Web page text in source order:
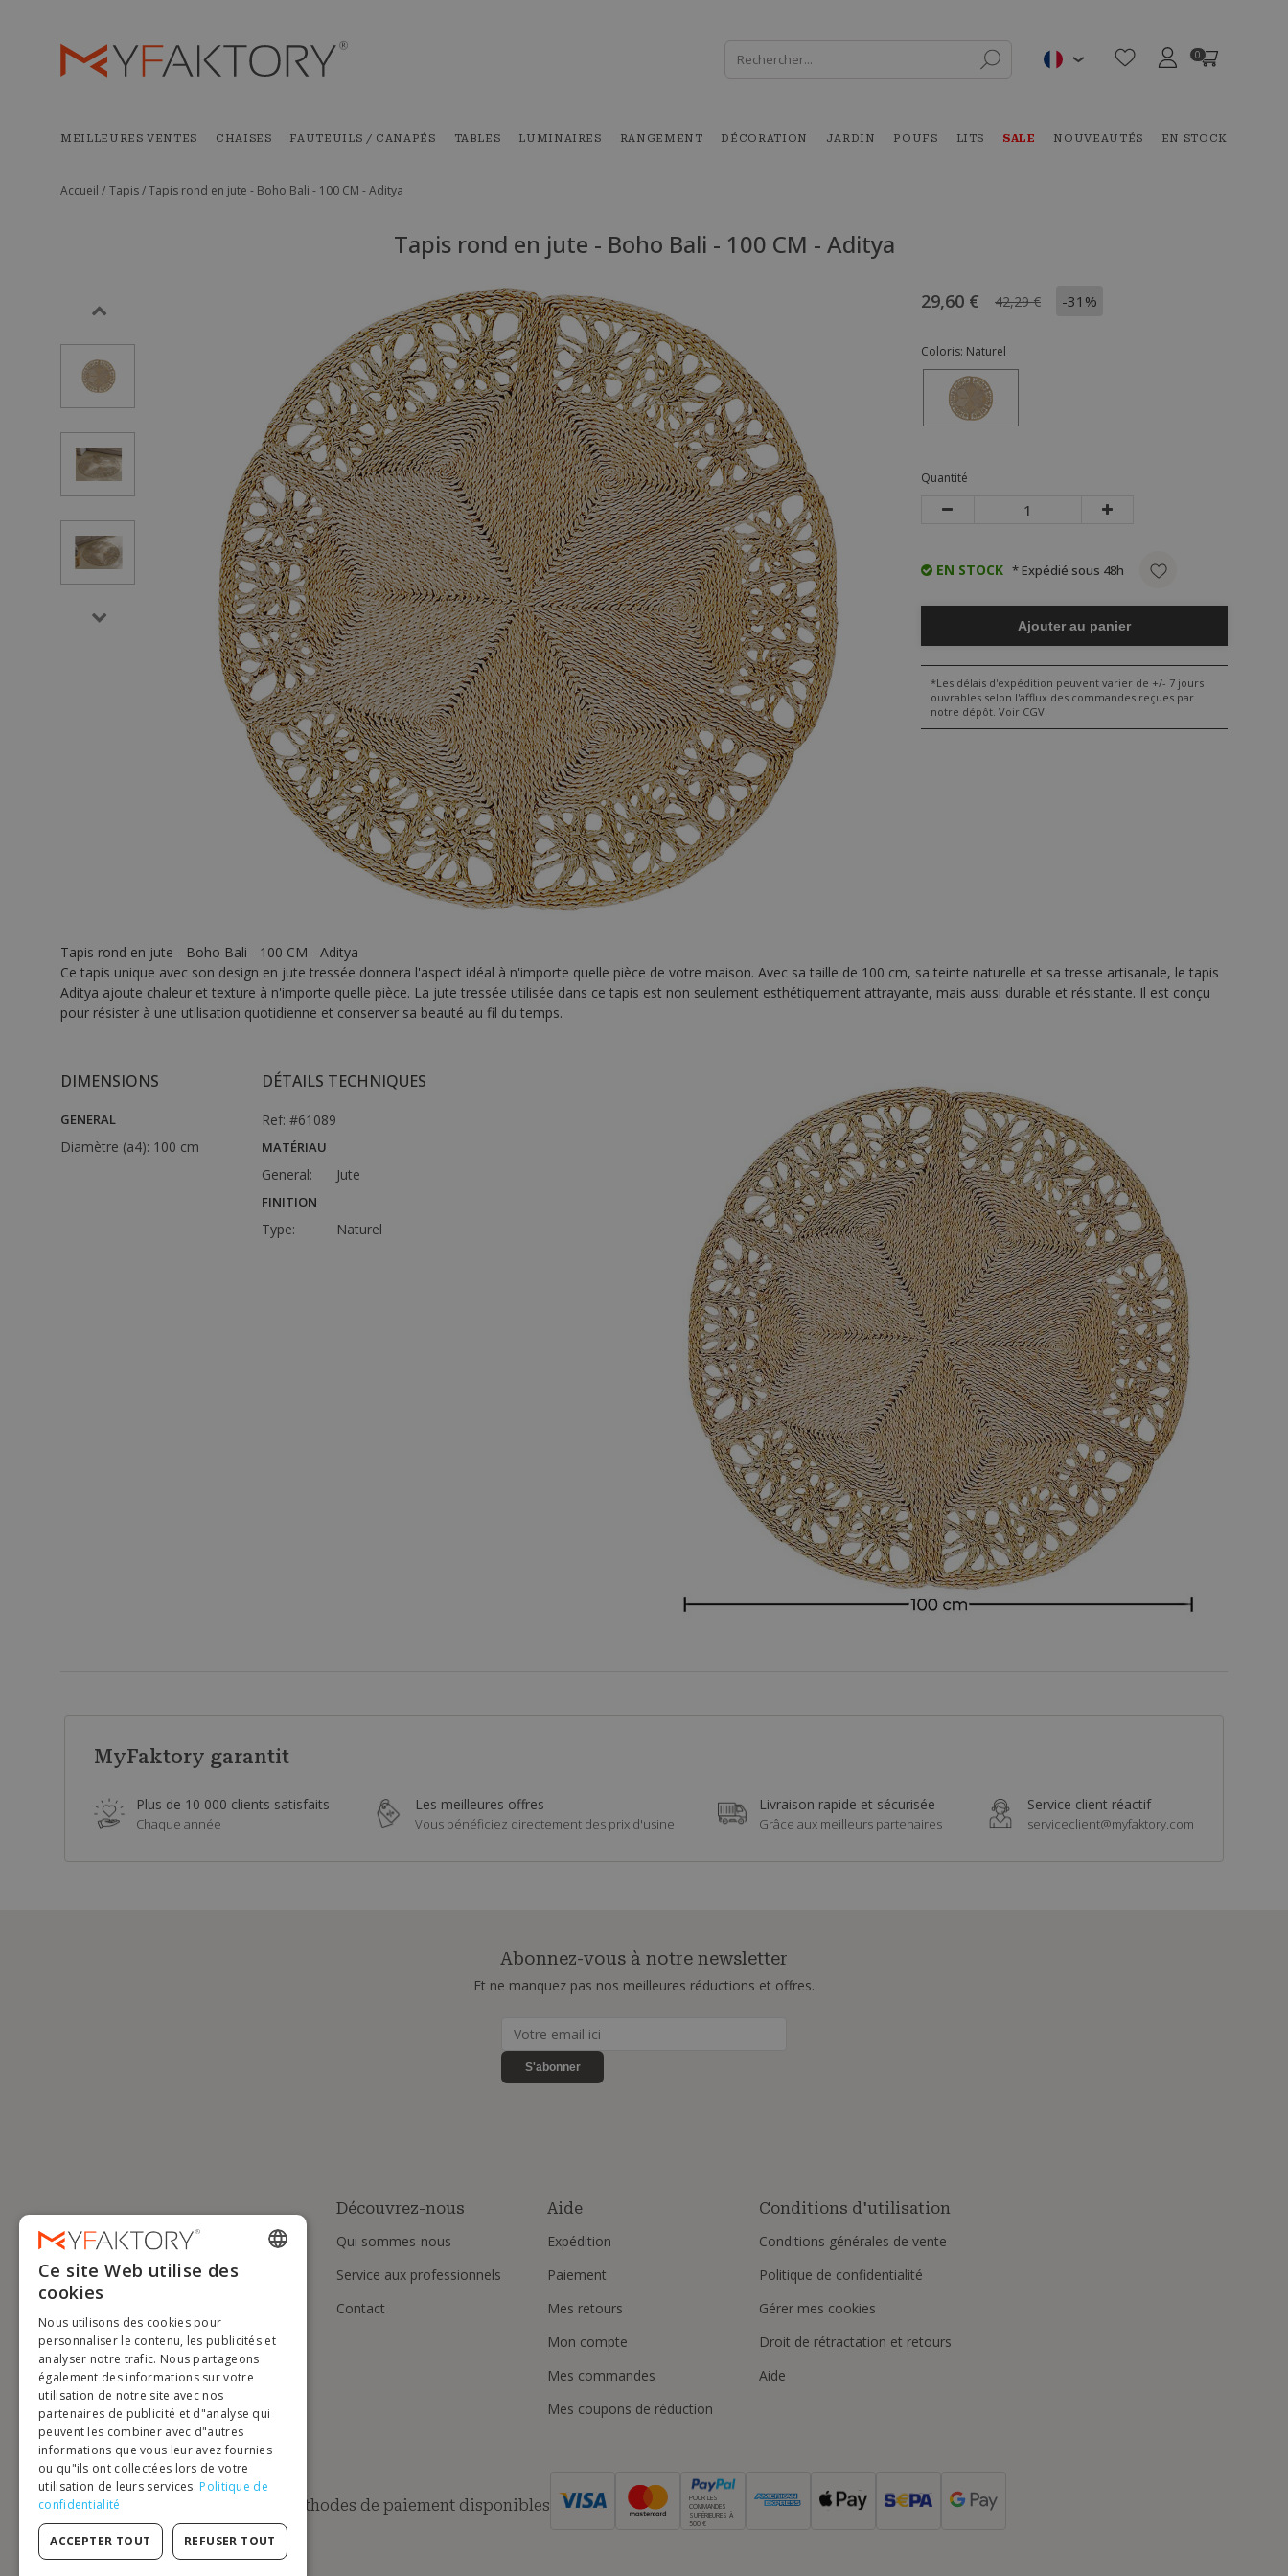
0
MEILLEURES VENTES CHAISES FAUTEUILS / CANAPÉS TABLES LUMINAIRES RANGEMENT DÉCORATION JARDIN POUFS LITS SALE NOUVEAUTÉS EN STOCK
Accueil / Tapis /Tapis rond en jute - Boho Bali - 100 CM - Aditya
Tapis rond en jute - Boho Bali - 100 CM - Aditya
29,60 € 42,29 € -31%
Coloris: Naturel
Quantité
EN STOCK * Expédié sous 48h
Ajouter au panier
*Les délais d'expédition peuvent varier de +/- 7 jours
ouvrables selon l'afflux des commandes reçues par
notre dépôt. Voir CGV.
Tapis rond en jute - Boho Bali - 100 CM - Aditya
Ce tapis unique avec son design en jute tressée donnera l'aspect idéal à n'importe quelle pièce de votre maison. Avec sa taille de 100 cm, sa teinte naturelle et sa tresse artisanale, le tapis
Aditya ajoute chaleur et texture à n'importe quelle pièce. La jute tressée utilisée dans ce tapis est non seulement esthétiquement attrayante, mais aussi durable et résistante. Il est conçu
pour résister à une utilisation quotidienne et conserver sa beauté au fil du temps.
DIMENSIONS
GENERAL
Diamètre (a4): 100 cm
DÉTAILS TECHNIQUES
Ref: #61089
MATÉRIAU
General: Jute
FINITION
Type: Naturel
MyFaktory garantit
Plus de 10 000 clients satisfaits
Chaque année
Les meilleures offres
Vous bénéficiez directement des prix d'usine
Livraison rapide et sécurisée
Grâce aux meilleurs partenaires
Service client réactif
serviceclient@myfaktory.com
Abonnez-vous à notre newsletter
Et ne manquez pas nos meilleures réductions et offres.
S'abonner
Découvrez-nous
Qui sommes-nous
Service aux professionnels
Contact
Aide
Expédition
Paiement
Mes retours
Mon compte
Mes commandes
Mes coupons de réduction
Conditions d'utilisation
Conditions générales de vente
Politique de confidentialité
Gérer mes cookies
Droit de rétractation et retours
Aide
Méthodes de paiement disponibles
POUR LES
COMMANDES
SUPÉRIEURES À
500 €
ENGLISH
DUTCH
GERMAN
PORTUGUESE
SPANISH
Ce site Web utilise des
cookies
Nous utilisons des cookies pour
personnaliser le contenu, les publicités et
analyser notre trafic. Nous partageons
également des informations sur votre
utilisation de notre site avec nos
partenaires de publicité et d"analyse qui
peuvent les combiner avec d"autres
informations que vous leur avez fournies
ou qu"ils ont collectées lors de votre
utilisation de leurs services. Politique de
confidentialité
ACCEPTER TOUT REFUSER TOUT